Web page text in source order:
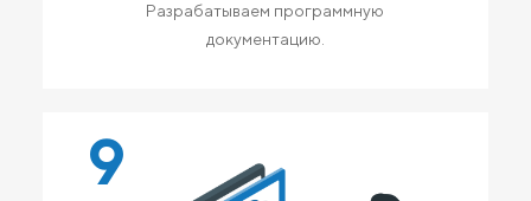
Разрабатываем программную
документацию.
9